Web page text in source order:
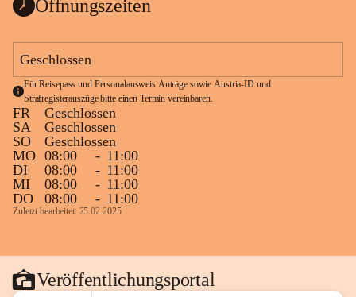
Öffnungszeiten
Geschlossen
Für Reisepass und Personalausweis Anträge sowie Austria-ID und
Strafregisterauszüge bitte einen Termin vereinbaren.
FR
Geschlossen
SA
Geschlossen
SO
Geschlossen
MO 08:00 - 11:00
DI
08:00 - 11:00
MI
08:00 - 11:00
DO
08:00 - 11:00
Zuletzt bearbeitet: 25.02.2025
Veröffentlichungsportal